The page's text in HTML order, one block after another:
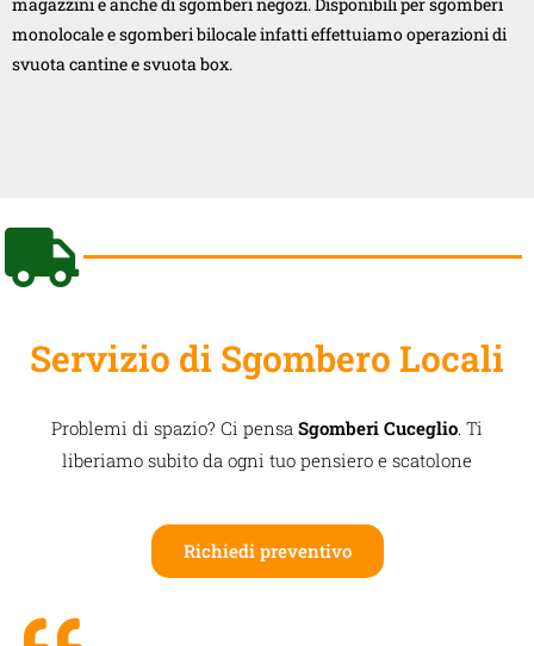
monolocale e sgomberi bilocale infatti effettuiamo operazioni di
svuota cantine e svuota box.
Servizio di Sgombero Locali
Problemi di spazio? Ci pensa Sgomberi Cuceglio. Ti
liberiamo subito da ogni tuo pensiero e scatolone
Richiedi preventivo